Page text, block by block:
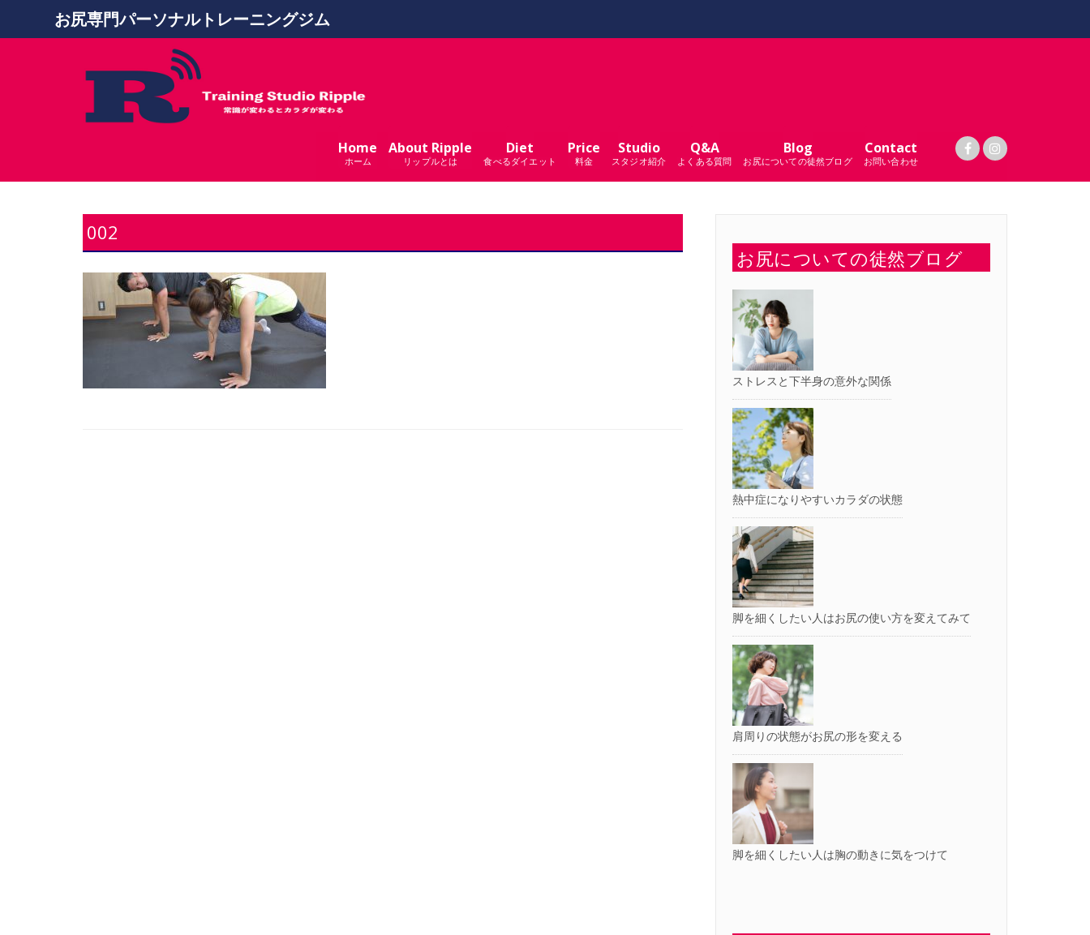
お尻専門パーソナルトレーニングジム
Home
ホーム
About Ripple
リップルとは
Diet
食べるダイエット
Price
料金
Studio
スタジオ紹介
Q&A
よくある質問
Blog
お尻についての徒然ブログ
Contact
お問い合わせ
002
お尻についての徒然ブログ
ストレスと下半身の意外な関係
熱中症になりやすいカラダの状態
脚を細くしたい人はお尻の使い方を変えてみて
肩周りの状態がお尻の形を変える
脚を細くしたい人は胸の動きに気をつけて